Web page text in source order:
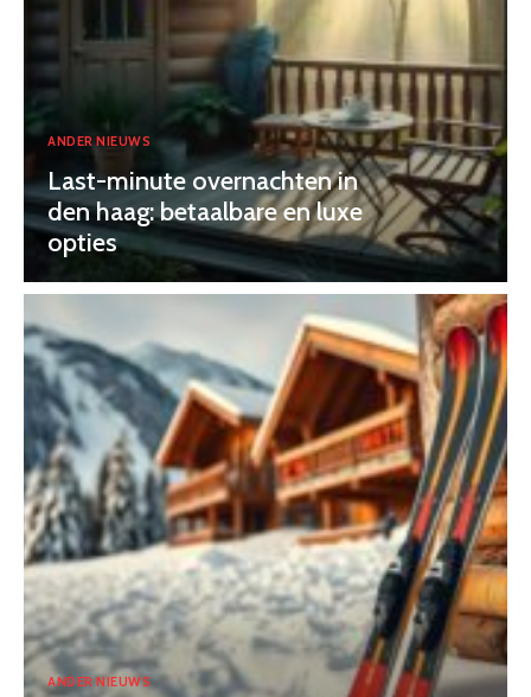
ANDER NIEUWS
Last-minute overnachten in
den haag: betaalbare en luxe
opties
ANDER NIEUWS